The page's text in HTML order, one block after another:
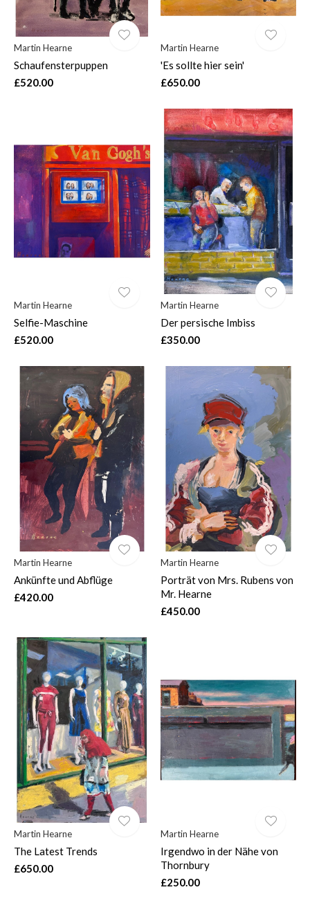
Martin Hearne
Schaufensterpuppen
£520.00
Martin Hearne
'Es sollte hier sein'
£650.00
Martin Hearne
Selfie-Maschine
£520.00
Martin Hearne
Der persische Imbiss
£350.00
Martin Hearne
Ankünfte und Abflüge
£420.00
Martin Hearne
Porträt von Mrs. Rubens von
Mr. Hearne
£450.00
Martin Hearne
The Latest Trends
£650.00
Martin Hearne
Irgendwo in der Nähe von
Thornbury
£250.00